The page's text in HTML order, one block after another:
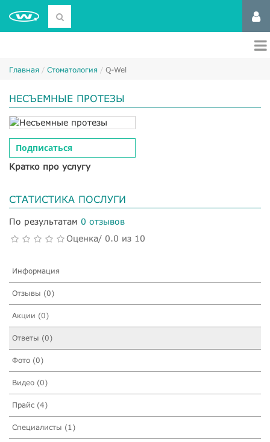
Главная Стоматология Q-Wel
НЕСЪЕМНЫЕ ПРОТЕЗЫ
Подписаться
Кратко про услугу
СТАТИСТИКА ПОСЛУГИ
По результатам 0 отзывов
Оценка/ 0.0 из 10
Информация
Отзывы (0)
Акции (0)
Ответы (0)
Фото (0)
Видео (0)
Прайс (4)
Специалисты (1)